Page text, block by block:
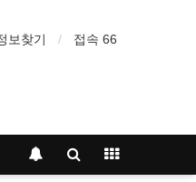
보찾기 접속 66